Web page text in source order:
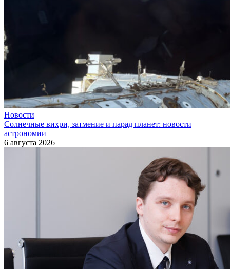
Новости
Солнечные вихри, затмение и парад планет: новости
астрономии
6 августа 2026